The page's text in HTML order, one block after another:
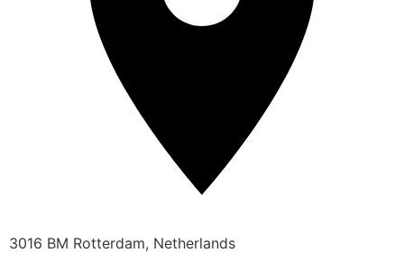
3016 BM Rotterdam, Netherlands